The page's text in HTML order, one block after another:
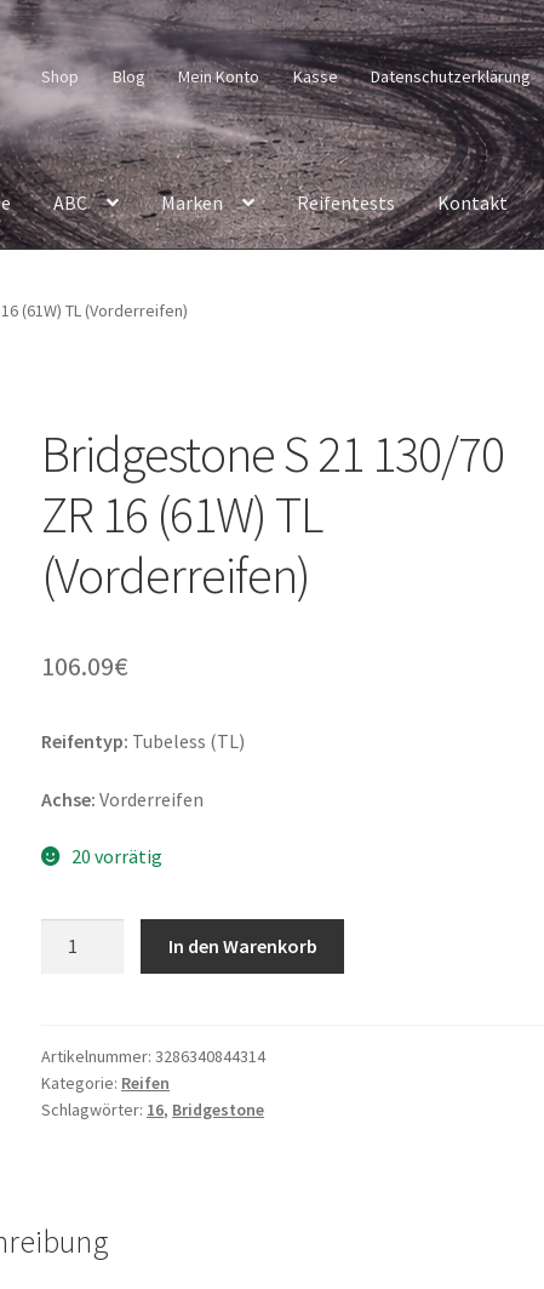
Shop Blog Mein Konto Kasse Datenschutzerklärung
ABC Marken Reifentests Kontakt
(61W) TL (Vorderreifen)
Bridgestone S 21 130/70
ZR 16 (61W) TL
(Vorderreifen)
106.09€
Reifentyp: Tubeless (TL)
Achse: Vorderreifen
20 vorrätig
ZR
16
(61W)
In den Warenkorb
Artikelnummer:3286340844314
Kategorie: Reifen
Schlagwörter: 16, Bridgestone